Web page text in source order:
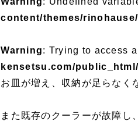
content/themes/
Warning: Trying to access
kensetsu.com/
お皿が増え、収納が足らなく
また既存のクーラーが故障し